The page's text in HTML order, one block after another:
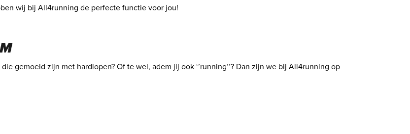
wij bij All4running de perfecte functie voor jou!
gemoeid zijn met hardlopen? Of te wel, adem jij ook ‘’running’’? Dan zijn we bij All4running op